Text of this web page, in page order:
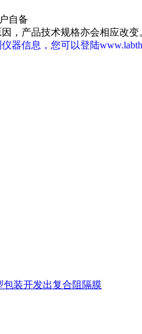
自备
，产品技术规格亦会相应改
器信息，您可以登陆
包装开发出复合阻隔膜